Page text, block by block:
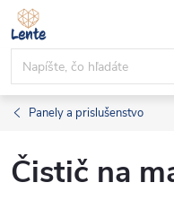
Prejsť
na
obsah
Panely a prislušenstvo
Čistič na